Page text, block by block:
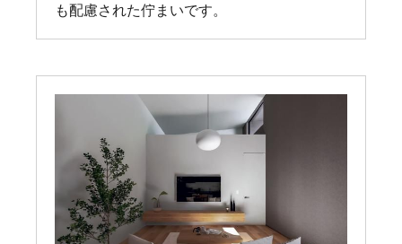
も配慮された佇まいです。